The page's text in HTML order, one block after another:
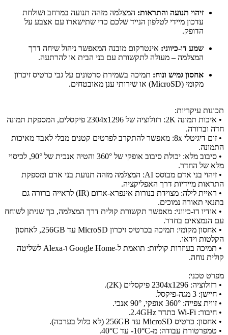
זיהוי תנועה והתראות: המצלמה מזהה תנועה במרחב ושולחת
עדכון מיידי לטלפון הנייד שלכם כדי שתישארו עם אצבע על
הדופק.
שמע דו-כיווני: אינטרקום מובנה המאפשר ניהול שיחה דרך
המצלמה – מעולה לתקשורת עם בני הבית או להרתעה.
אחסון גמיש ונוח: תמיכה בשמירת סרטונים על גבי כרטיס זיכרון
מקומי (MicroSD) או שירותי ענן מאובטחים.
תכונות עיקריות:
•
איכות תמונה 2K: רזולוציה של 2304x1296 פיקסלים, המספקת תמונה
חדה וברורה.
•
זום דיגיטלי 8x: מאפשר להתקרב לפרטים קטנים מבלי לאבד מאיכות
התמונה.
•
סיבוב מלא: יכולת סיבוב אופקי של 360° והטיה אנכית של 90°, לכיסוי
מלא של החדר.
•
זיהוי בני אדם מבוסס AI: המצלמה מזהה תנועת בני אדם ומספקת
התראות מיידיות דרך האפליקציה.
•
ראיית לילה: מצוידת בנורות אינפרא-אדום (IR) לראייה ברורה גם
בתנאי תאורה נמוכים.
• אודיו דו-כיווני: מאפשר תקשורת קולית דרך המצלמה, כך שניתן לשוחח
עם הנמצאים בחדר.
•
אחסון מקומי: תמיכה בכרטיס זיכרון MicroSD עד 256GB, לאחסון
הקלטות וידאו.
•
תמיכה בעוזרות קוליות: תואמת ל-Google Home ו-Alexa לשליטה
קולית נוחה.
מפרט טכני:
• רזולוציה: 2304x1296 פיקסלים (2K).
• חיישן: 3 מגה-פיקסל.
• זווית צפייה: 360° אופקי, 90° אנכי.
• חיבור: Wi-Fi בתדר 2.4GHz.
• אחסון: כרטיס MicroSD עד 256GB (לא כלול בערכה).
• טמפרטורת עבודה: מ-10°C- עד 40°C.